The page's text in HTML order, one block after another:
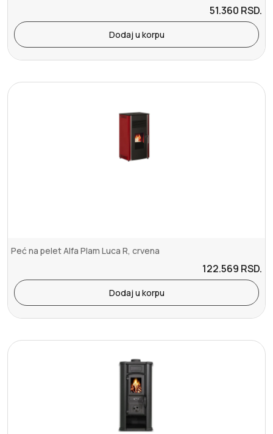
51.360 RSD.
Dodaj u korpu
Peć na pelet Alfa Plam Luca R, crvena
122.569 RSD.
Dodaj u korpu